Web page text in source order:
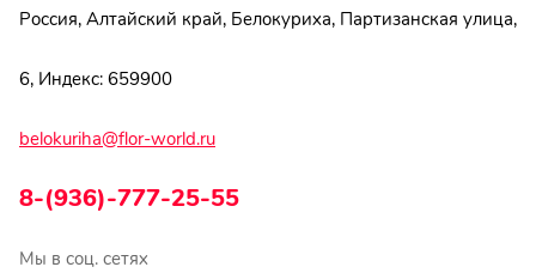
Россия, Алтайский край, Белокуриха, Партизанская улица,
6, Индекс: 659900
belokuriha@flor-world.ru
8-(936)-777-25-55
Мы в соц. сетях